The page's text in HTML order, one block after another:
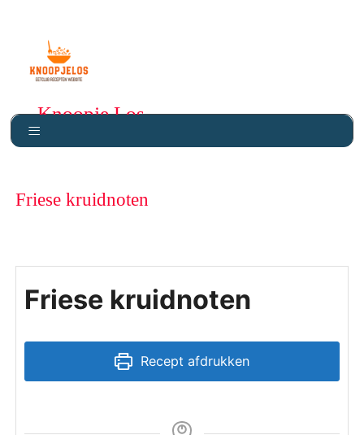
Knoopje Los
Friese kruidnoten
Friese kruidnoten
Recept afdrukken